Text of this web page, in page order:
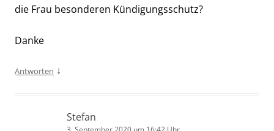
die Frau besonderen Kündigungsschutz?
Danke
Antworten ↓
Stefan